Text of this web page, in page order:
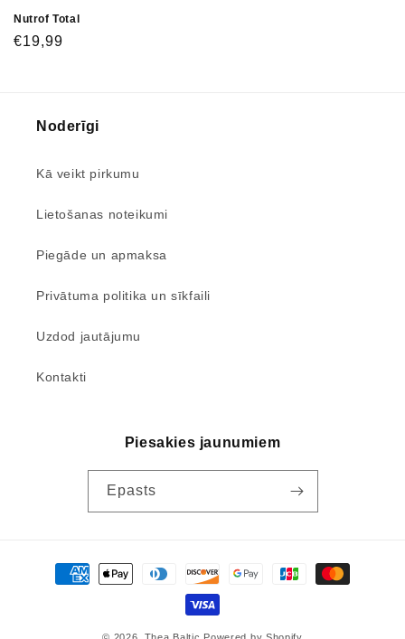
Nutrof Total
€19,99
Noderīgi
Kā veikt pirkumu
Lietošanas noteikumi
Piegāde un apmaksa
Privātuma politika un sīkfaili
Uzdod jautājumu
Kontakti
Piesakies jaunumiem
Epasts
Maksājumu
iespējas
© 2026, Thea Baltic Powered by Shopify